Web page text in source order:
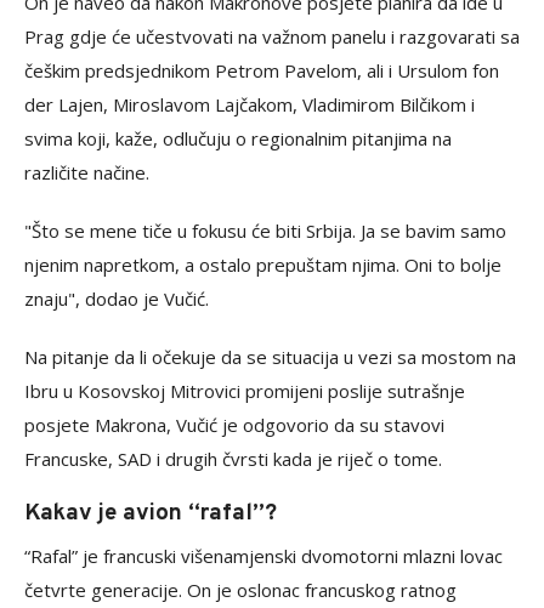
Prag gdje će učestvovati na važnom panelu i razgovarati sa
češkim predsjednikom Petrom Pavelom, ali i Ursulom fon
der Lajen, Miroslavom Lajčakom, Vladimirom Bilčikom i
svima koji, kaže, odlučuju o regionalnim pitanjima na
različite načine.
"Što se mene tiče u fokusu će biti Srbija. Ja se bavim samo
njenim napretkom, a ostalo prepuštam njima. Oni to bolje
znaju", dodao je Vučić.
Na pitanje da li očekuje da se situacija u vezi sa mostom na
Ibru u Kosovskoj Mitrovici promijeni poslije sutrašnje
posjete Makrona, Vučić je odgovorio da su stavovi
Francuske, SAD i drugih čvrsti kada je riječ o tome.
Kakav je avion “rafal”?
“Rafal” je francuski višenamjenski dvomotorni mlazni lovac
četvrte generacije. On je oslonac francuskog ratnog